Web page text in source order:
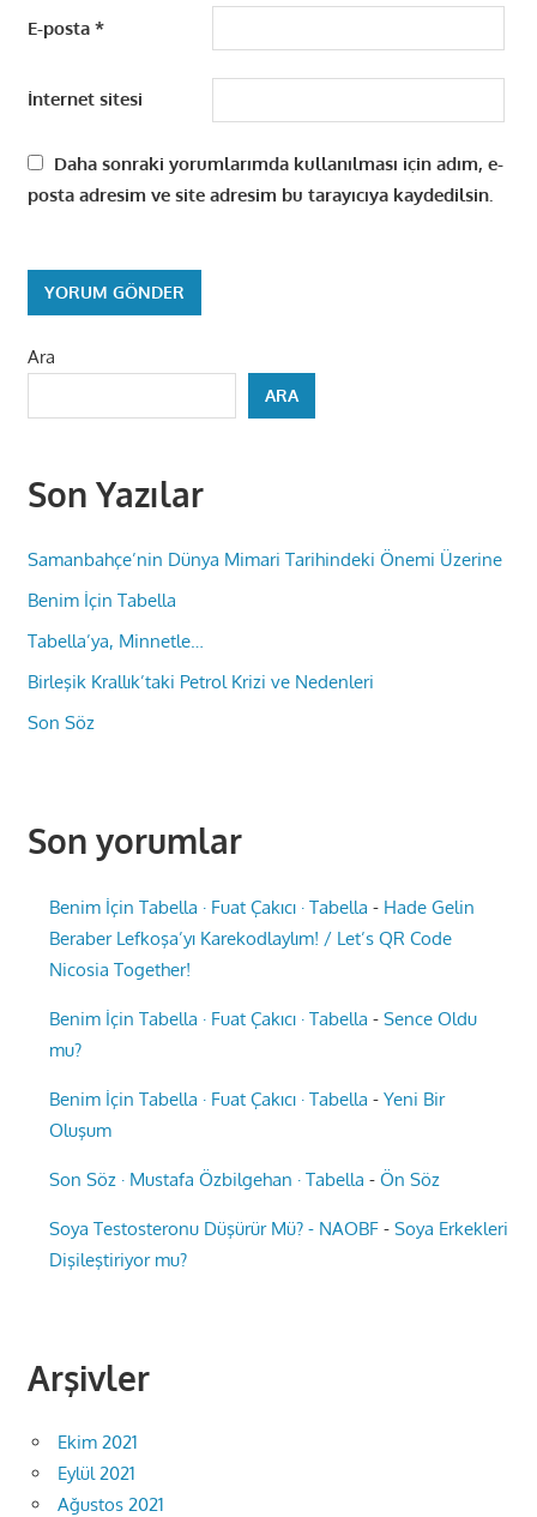
E-posta *
İnternet sitesi
Daha sonraki yorumlarımda kullanılması için adım, e-
posta adresim ve site adresim bu tarayıcıya kaydedilsin.
Ara
ARA
Son Yazılar
Samanbahçe’nin Dünya Mimari Tarihindeki Önemi Üzerine
Benim İçin Tabella
Tabella’ya, Minnetle…
Birleşik Krallık’taki Petrol Krizi ve Nedenleri
Son Söz
Son yorumlar
Benim İçin Tabella · Fuat Çakıcı · Tabella - Hade Gelin
Beraber Lefkoşa’yı Karekodlaylım! / Let’s QR Code
Nicosia Together!
Benim İçin Tabella · Fuat Çakıcı · Tabella -Sence Oldu
mu?
Benim İçin Tabella · Fuat Çakıcı · Tabella -Yeni Bir
Oluşum
Son Söz · Mustafa Özbilgehan · Tabella -Ön Söz
Soya Testosteronu Düşürür Mü? - NAOBF -Soya Erkekleri
Dişileştiriyor mu?
Arşivler
Ekim 2021
Eylül 2021
Ağustos 2021